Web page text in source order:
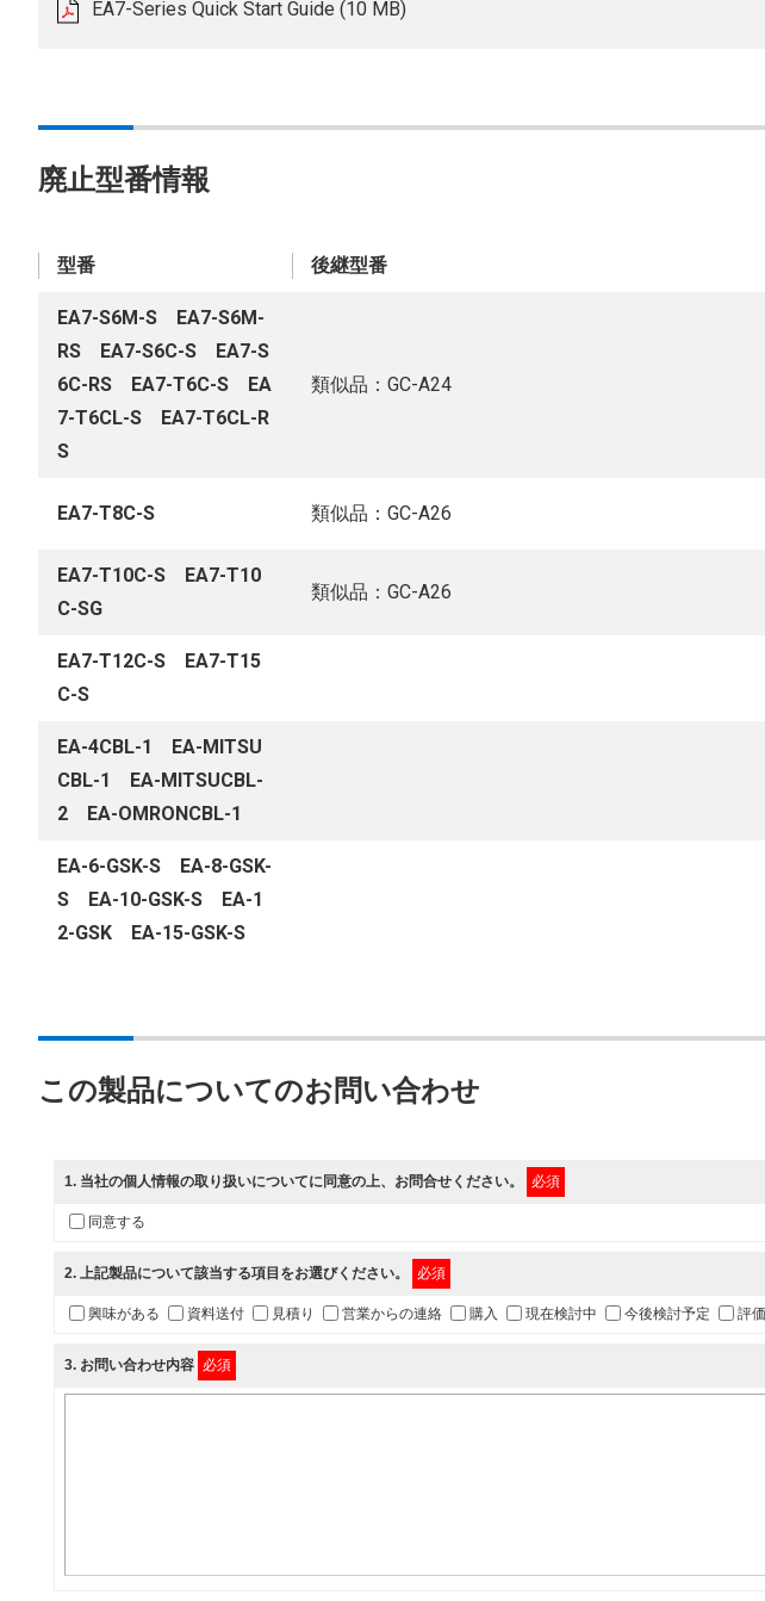
EA7-Series Quick Start Guide (10 MB)
廃止型番情報
型番 後継型番
EA7-S6M-S EA7-S6M-
RS EA7-S6C-S EA7-S
6C-RS EA7-T6C-S EA
7-T6CL-S EA7-T6CL-R
S
類似品：GC-A24
EA7-T8C-S 類似品：GC-A26
EA7-T10C-S EA7-T10
C-SG
類似品：GC-A26
EA7-T12C-S EA7-T15
C-S
EA-4CBL-1 EA-MITSU
CBL-1 EA-MITSUCBL-
2 EA-OMRONCBL-1
EA-6-GSK-S EA-8-GSK-
S EA-10-GSK-S EA-1
2-GSK EA-15-GSK-S
この製品についてのお問い合わせ
1. 当社の個人情報の取り扱いについてに同意の上、お問合せください。 必須
同意する
2. 上記製品について該当する項目をお選びください。 必須
興味がある 資料送付 見積り 営業からの連絡 購入 現在検討中 今後検討予定 評
3. お問い合わせ内容 必須